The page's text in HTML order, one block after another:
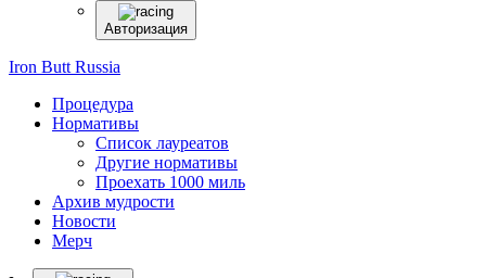
Авторизация
Iron Butt Russia
Процедура
Нормативы
Список лауреатов
Другие нормативы
Проехать 1000 миль
Архив мудрости
Новости
Мерч